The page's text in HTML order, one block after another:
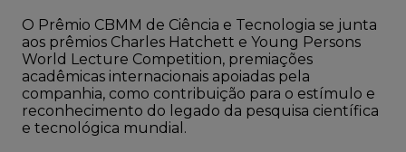
O Prêmio CBMM de Ciência e Tecnologia se junta
aos prêmios Charles Hatchett e Young Persons
World Lecture Competition, premiações
acadêmicas internacionais apoiadas pela
companhia, como contribuição para o estímulo e
reconhecimento do legado da pesquisa científica
e tecnológica mundial.